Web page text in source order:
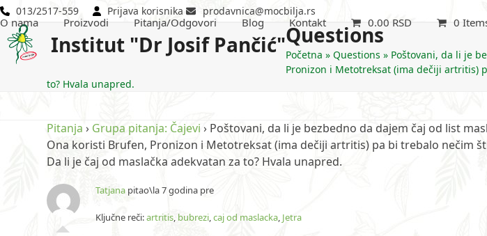
Skip
to
content
013/2517-559 Prijava korisnika prodavnica@mocbilja.rs
Institut "Dr Josif Pančić"
O nama Proizvodi Pitanja/Odgovori Blog Kontakt 0.00 RSD 0
Questions
Početna » Questions » Poštovani, da li je
Pronizon i Metotreksat (ima dečiji artritis)
to? Hvala unapred.
Pitanja › Grupa pitanja: Čajevi › Poštovani, da li je bezbedno da dajem čaj od list
Ona koristi Brufen, Pronizon i Metotreksat (ima dečiji artritis) pa bi trebalo nečim
Da li je čaj od maslačka adekvatan za to? Hvala unapred.
Tatjana pitao\la 7 godina pre
Ključne reči:artritis, bubrezi,caj od maslacka, Jetra